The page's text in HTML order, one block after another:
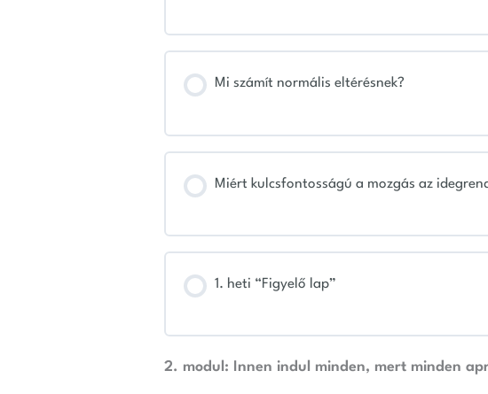
Mi számít normális eltérésnek?
Miért kulcsfontosságú a mozgás az
1. heti “Figyelő lap”
2. modul: Innen indul minden, mert minden